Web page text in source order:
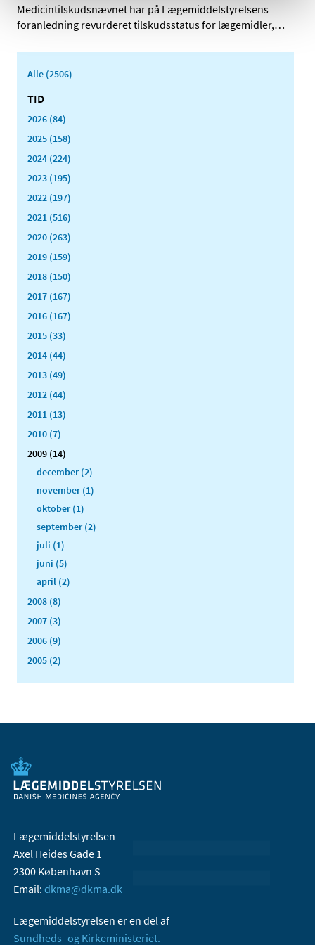
Medicintilskudsnævnet har på Lægemiddelstyrelsens
foranledning revurderet tilskudsstatus for lægemidler,…
Alle (2506)
TID
2026 (84)
2025 (158)
2024 (224)
2023 (195)
2022 (197)
2021 (516)
2020 (263)
2019 (159)
2018 (150)
2017 (167)
2016 (167)
2015 (33)
2014 (44)
2013 (49)
2012 (44)
2011 (13)
2010 (7)
2009 (14)
december (2)
november (1)
oktober (1)
september (2)
juli (1)
juni (5)
april (2)
2008 (8)
2007 (3)
2006 (9)
2005 (2)
Lægemiddelstyrelsen
Axel Heides Gade 1
2300 København S
Email: dkma@dkma.dk
Lægemiddelstyrelsen er en del af
Sundheds- og Kirkeministeriet.